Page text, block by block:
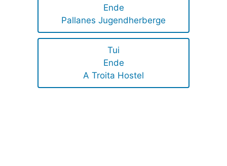
Ende
Pallanes Jugendherberge
Tui
Ende
A Troita Hostel